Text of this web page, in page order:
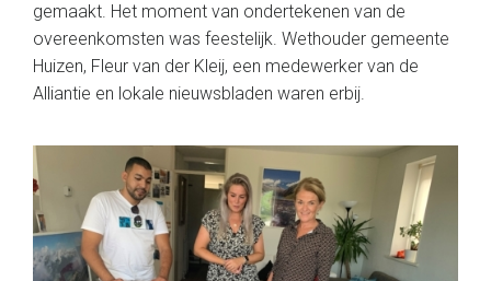
gemaakt. Het moment van ondertekenen van de
overeenkomsten was feestelijk. Wethouder gemeente
Huizen, Fleur van der Kleij, een medewerker van de
Alliantie en lokale nieuwsbladen waren erbij.